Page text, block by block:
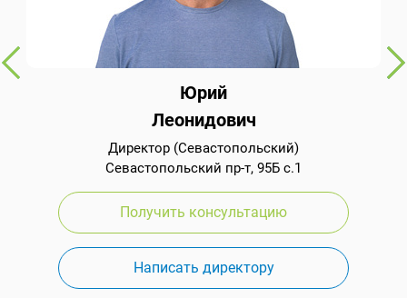
Юрий
Леонидович
Директор (Севастопольский)
Севастопольский пр-т, 95Б с.1
Получить консультацию
Написать директору